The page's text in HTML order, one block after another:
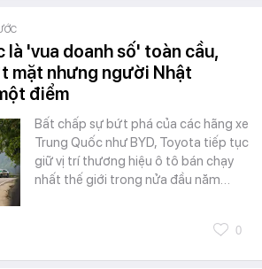
'vua doanh số' toàn cầu,
mặt nhưng người Nhật
điểm
Bất chấp sự bứt phá của các hãng xe
Trung Quốc như BYD, Toyota tiếp tục
giữ vị trí thương hiệu ô tô bán chạy
nhất thế giới trong nửa đầu năm…
0